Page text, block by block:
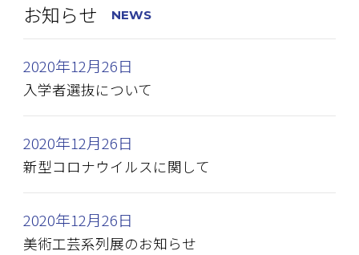
お知らせ NEWS
2020年12月26日
入学者選抜について
2020年12月26日
新型コロナウイルスに関して
2020年12月26日
美術工芸系列展のお知らせ